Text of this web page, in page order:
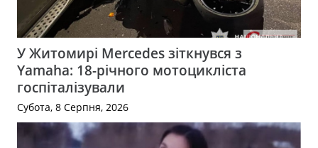
У Житомирі Mercedes зіткнувся з
Yamaha: 18-річного мотоцикліста
госпіталізували
Субота, 8 Серпня, 2026